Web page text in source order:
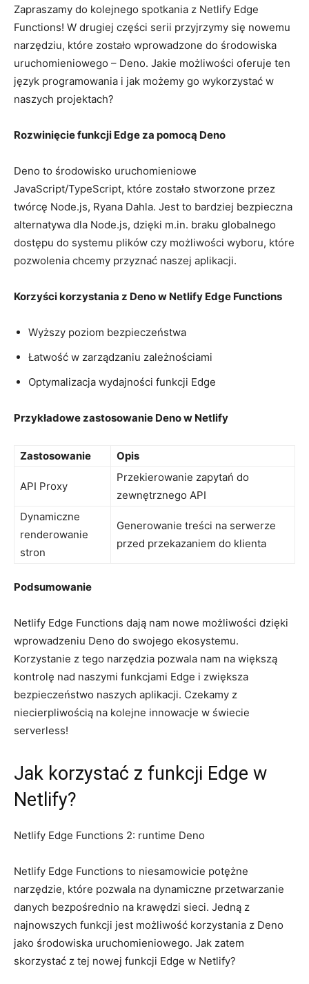
Zapraszamy do⁤ kolejnego⁢ spotkania z Netlify Edge
Functions! W drugiej⁣ części serii przyjrzymy się nowemu
narzędziu, ⁢które zostało wprowadzone ​do⁣ środowiska
⁢uruchomieniowego – Deno. Jakie możliwości oferuje ten
⁤język⁣ programowania i jak możemy go wykorzystać w
naszych projektach?
Rozwinięcie funkcji⁣ Edge za pomocą Deno
Deno to‍ środowisko uruchomieniowe
JavaScript/TypeScript, które zostało‍ stworzone przez
twórcę Node.js, Ryana Dahla. Jest to bardziej ⁢bezpieczna
alternatywa dla Node.js, dzięki⁣ m.in.⁣ braku globalnego
dostępu⁢ do⁣ systemu plików ​czy możliwości wyboru, które
⁤pozwolenia chcemy przyznać naszej aplikacji.
Korzyści ⁣korzystania ‌z ‌Deno w ​Netlify⁣ Edge Functions
Wyższy⁣ poziom bezpieczeństwa
Łatwość w zarządzaniu zależnościami
Optymalizacja wydajności funkcji Edge
Przykładowe ​zastosowanie⁤ Deno​ w Netlify
Zastosowanie Opis
API ‍Proxy
Przekierowanie⁤ zapytań do⁤
zewnętrznego API
Dynamiczne
renderowanie
stron
Generowanie⁣ treści​ na serwerze
przed⁤ przekazaniem do klienta
Podsumowanie
Netlify Edge Functions dają ‌nam nowe możliwości dzięki
wprowadzeniu Deno do swojego‌ ekosystemu.
Korzystanie z tego‌ narzędzia pozwala nam na⁤ większą
kontrolę nad naszymi funkcjami Edge i​ zwiększa
bezpieczeństwo naszych aplikacji. ‍Czekamy z
niecierpliwością ⁣na⁢ kolejne innowacje w ​świecie
⁤serverless!
Jak korzystać z funkcji Edge w⁤
Netlify?
Netlify Edge⁤ Functions 2: runtime ⁢Deno
Netlify Edge ⁣Functions‌ to niesamowicie potężne
narzędzie, które pozwala na dynamiczne przetwarzanie
danych bezpośrednio na⁢ krawędzi sieci. Jedną z‍
najnowszych funkcji‍ jest​ możliwość ⁤korzystania ⁢z Deno
jako środowiska uruchomieniowego.‌ Jak zatem
skorzystać z ‌tej nowej⁣ funkcji Edge w⁢ Netlify?